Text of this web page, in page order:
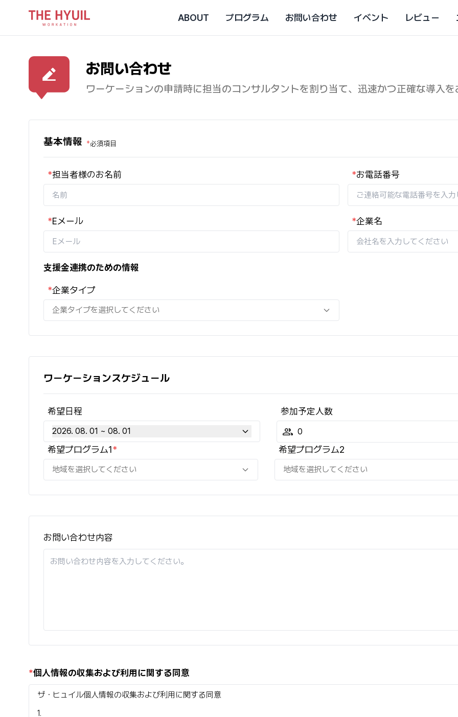
ABOUT プログラム お問い合わせ イベント レビュー
お問い合わせ
ワーケーションの申請時に担当のコンサルタントを割り当て、迅速かつ正確な導入
基本情報 *必須項目
*担当者様のお名前 *お電話番号
*Eメール *企業名
支援金連携のための情報
*企業タイプ
企業タイプを選択してください
ワーケーションスケジュール
希望日程
2026. 08. 01 ~ 08. 01
参加予定人数
希望プログラム1*
地域を選択してください
希望プログラム2
地域を選択してください
お問い合わせ内容
*個人情報の収集および利用に関する同意
ザ・ヒュイル個人情報の収集および利用に関する同意
1.